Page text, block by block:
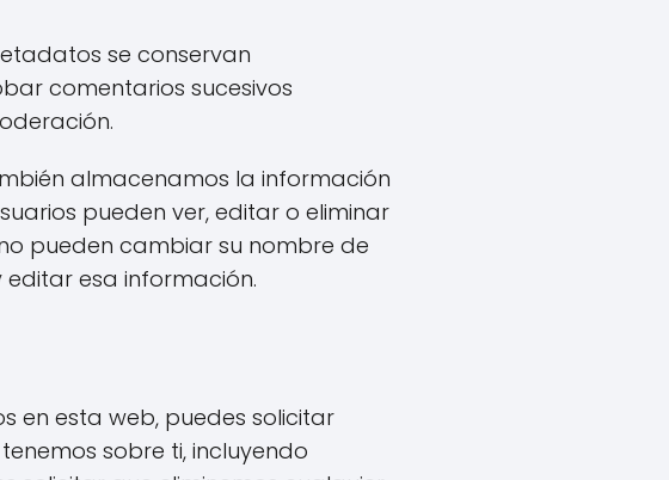
se conservan
comentarios sucesivos
almacenamos la información
pueden ver, editar o eliminar
pueden cambiar su nombre de
esa información.
en esta web, puedes solicitar
sobre ti, incluyendo